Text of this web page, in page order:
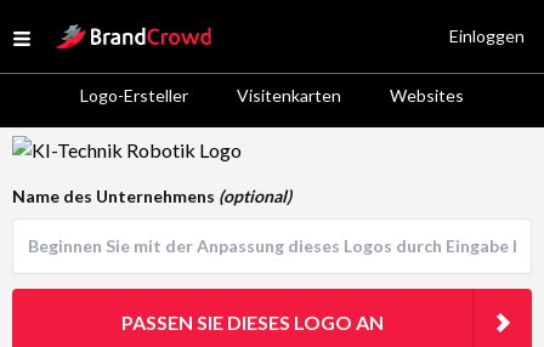
Open menu
Site Logo
Logo-Ersteller Visitenkarten Websites
Einloggen
Logo Template Preview
Name des Unternehmens (optional)
PASSEN SIE DIESES LOGO AN